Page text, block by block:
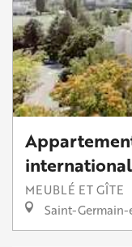
international
MEUBLÉ ET GÎTE
Saint-